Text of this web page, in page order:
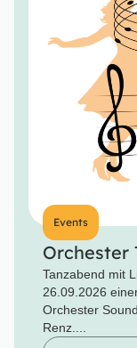
Events
Orchester
Tanzabend mit
26.09.2026
Orchester
Renz....